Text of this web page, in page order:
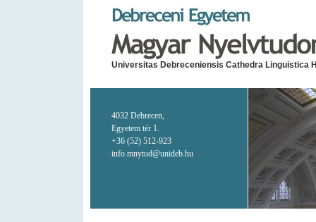
Universitas Debreceniensis Cathedra Linguistica
4032 Debrecen,
Egyetem tér 1.
+36 (52) 512-923
info.mnytud@unideb.hu